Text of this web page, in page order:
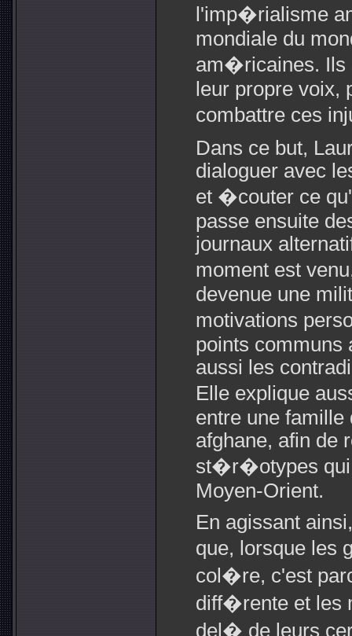
l'imp�rialisme
mondiale du
am�ricaines. Ils
leur propre voix,
combattre ces
Dans ce but,
dialoguer avec
et �couter ce
passe ensuite
journaux
moment est
devenue une
motivations
points communs
aussi les
Elle explique
entre une famille
afghane, afin de
st�r�otypes qui
Moyen-Orient.
En agissant
que, lorsque les
col�re, c'est
diff�rente et les
del� de leurs